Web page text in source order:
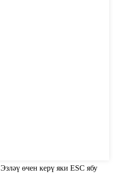
Эзләү өчен керү яки ESC ябу